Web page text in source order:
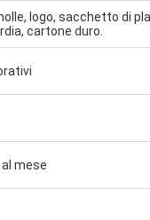
logo, sacchetto di
cartone duro.
mese